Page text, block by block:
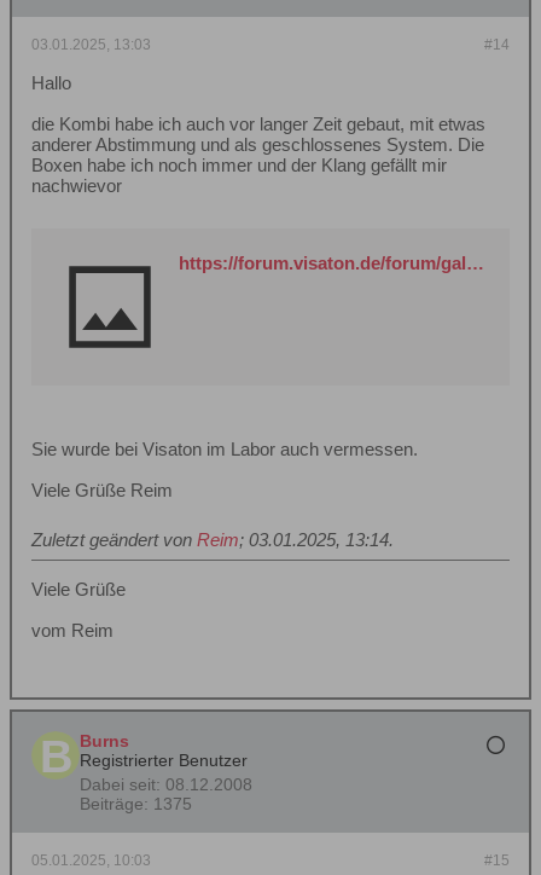
#14
03.01.2025, 13:03
Hallo
die Kombi habe ich auch vor langer Zeit gebaut, mit etwas
anderer Abstimmung und als geschlossenes System. Die
Boxen habe ich noch immer und der Klang gefällt mir
nachwievor
https://forum.visaton.de/forum/galerie-der-projekte/11439-vorstellung-regalo-w130s-dt94
Sie wurde bei Visaton im Labor auch vermessen.
Viele Grüße Reim
Zuletzt geändert von Reim; 03.01.2025, 13:14.
Viele Grüße
vom Reim
Burns
Registrierter Benutzer
Dabei seit: 08.12.2008
Beiträge: 1375
#15
05.01.2025, 10:03